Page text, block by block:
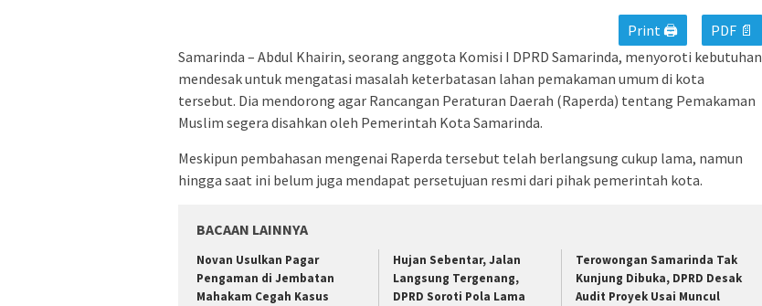
Print 🖨
PDF 📄
Samarinda – Abdul Khairin, seorang anggota Komisi I DPRD Samarinda, menyoroti kebutuhan
mendesak untuk mengatasi masalah keterbatasan lahan pemakaman umum di kota
tersebut. Dia mendorong agar Rancangan Peraturan Daerah (Raperda) tentang Pemakaman
Muslim segera disahkan oleh Pemerintah Kota Samarinda.
Meskipun pembahasan mengenai Raperda tersebut telah berlangsung cukup lama, namun
hingga saat ini belum juga mendapat persetujuan resmi dari pihak pemerintah kota.
BACAAN LAINNYA
Novan Usulkan Pagar
Pengaman di Jembatan
Mahakam Cegah Kasus
Hujan Sebentar, Jalan
Langsung Tergenang,
DPRD Soroti Pola Lama
Terowongan Samarinda Tak
Kunjung Dibuka, DPRD Desak
Audit Proyek Usai Muncul